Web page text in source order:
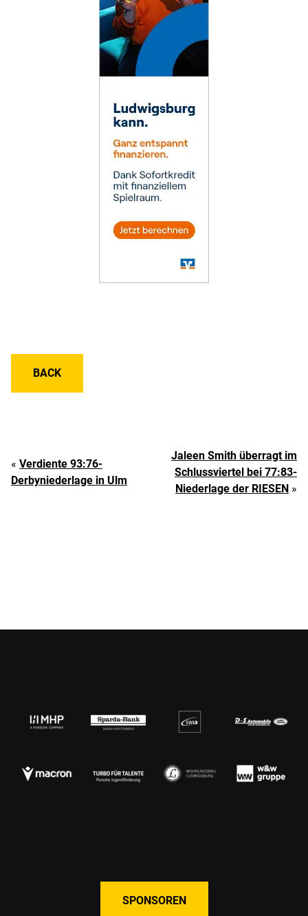
BACK
« Verdiente 93:76-
Derbyniederlage in Ulm
Jaleen Smith überragt im
Schlussviertel bei 77:83-
Niederlage der RIESEN »
SPONSOREN